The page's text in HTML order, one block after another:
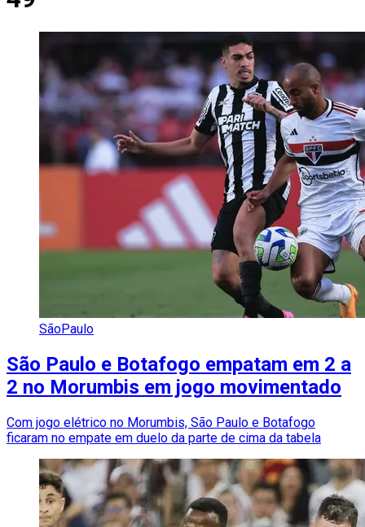
SãoPaulo
São Paulo e Botafogo empatam em 2 a
2 no Morumbis em jogo movimentado
Com jogo elétrico no Morumbis, São Paulo e Botafogo
ficaram no empate em duelo da parte de cima da tabela